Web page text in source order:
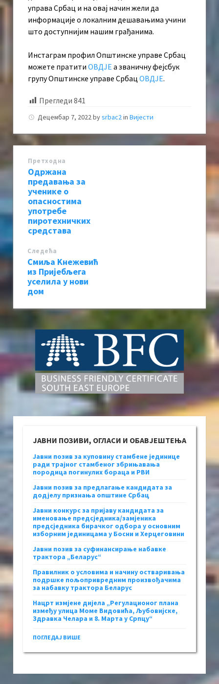
управа Србац и на овај начин жели да
информације о локалним дешавањима учини
што доступнијим нашим грађанима.
Инстаграм профил Општинске управе Србац
можете пратити ОВДЈЕ а званичну фејсбук
групу Општинске управе Србац ОВДЈЕ.
Прегледи 841
Децембар 7, 2022bysrbac2in Вијести
Претходна
Одржана
предавања за
ученике о
опасностима
употребе
пиротехничких
средстава
Следећa
Смиља Kнежевић
из Пријебљега
уселила у нови
дом
ЈАВНИ ПОЗИВИ, ОГЛАСИ И ОБАВЈЕШТЕЊА
Јавни позив за куповину стамбене јединице
ради трајног стамбеног збрињавања
породица погинулих бораца и РВИ
Јавни позив за предлагање кандидата за
додјелу признања општине Србац
Јавни конкурс за пријаву кандидата за
именовање предсједника/замјеника
предсједника бирачког одбора у основним
изборним јединицама у Босни и Херцеговини
Јавни позив за суфинансирање набавке
трактора „Беларус“
Правилник о условима и начину остваривања
подршке пољопривредним произвођачима
за набавку трактора Беларус
Нацрт измјене дијела „Регулационог плана
између улица Моме Видовића, Љубовијске,
Здравка Челара и 8. Марта у Српцу“
ПОГЛЕДАЈ ВИШЕ